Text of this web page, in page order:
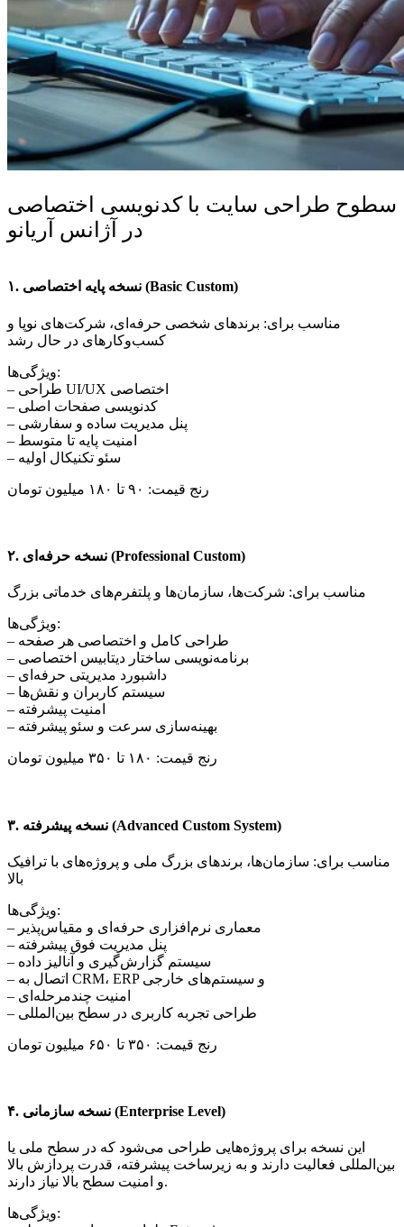
سطوح طراحی سایت با کدنویسی اختصاصی
در آژانس آریانو
۱. نسخه پایه اختصاصی (Basic Custom)
مناسب برای: برندهای شخصی حرفه‌ای، شرکت‌های نوپا و
کسب‌وکارهای در حال رشد
ویژگی‌ها:
– طراحی UI/UX اختصاصی
– کدنویسی صفحات اصلی
– پنل مدیریت ساده و سفارشی
– امنیت پایه تا متوسط
– سئو تکنیکال اولیه
رنج قیمت: ۹۰ تا ۱۸۰ میلیون تومان
۲. نسخه حرفه‌ای (Professional Custom)
مناسب برای: شرکت‌ها، سازمان‌ها و پلتفرم‌های خدماتی بزرگ
ویژگی‌ها:
– طراحی کامل و اختصاصی هر صفحه
– برنامه‌نویسی ساختار دیتابیس اختصاصی
– داشبورد مدیریتی حرفه‌ای
– سیستم کاربران و نقش‌ها
– امنیت پیشرفته
– بهینه‌سازی سرعت و سئو پیشرفته
رنج قیمت: ۱۸۰ تا ۳۵۰ میلیون تومان
۳. نسخه پیشرفته (Advanced Custom System)
مناسب برای: سازمان‌ها، برندهای بزرگ ملی و پروژه‌های با ترافیک
بالا
ویژگی‌ها:
– معماری نرم‌افزاری حرفه‌ای و مقیاس‌پذیر
– پنل مدیریت فوق پیشرفته
– سیستم گزارش‌گیری و آنالیز داده
– اتصال به CR‌M، ERP و سیستم‌های خارجی
– امنیت چندمرحله‌ای
– طراحی تجربه کاربری در سطح بین‌المللی
رنج قیمت: ۳۵۰ تا ۶۵۰ میلیون تومان
۴. نسخه سازمانی (Enterprise Level)
این نسخه برای پروژه‌هایی طراحی می‌شود که در سطح ملی یا
بین‌المللی فعالیت دارند و به زیرساخت پیشرفته، قدرت پردازش بالا
و امنیت سطح بالا نیاز دارند.
ویژگی‌ها: